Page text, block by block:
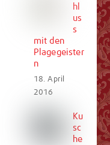
hl
us
s
mit den
Plagegeister
n
18. April
2016
Ku
sc
he